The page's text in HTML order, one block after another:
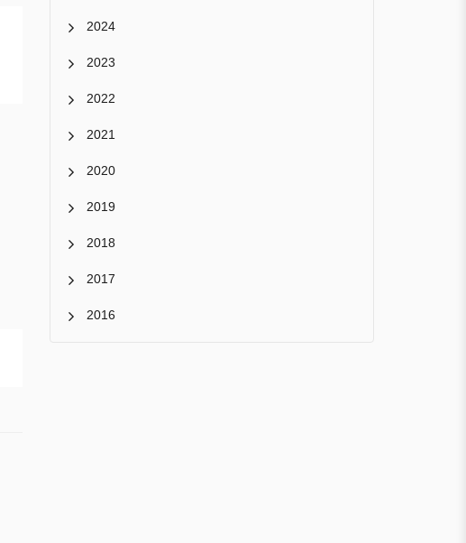
2024
2023
2022
2021
2020
2019
2018
2017
2016